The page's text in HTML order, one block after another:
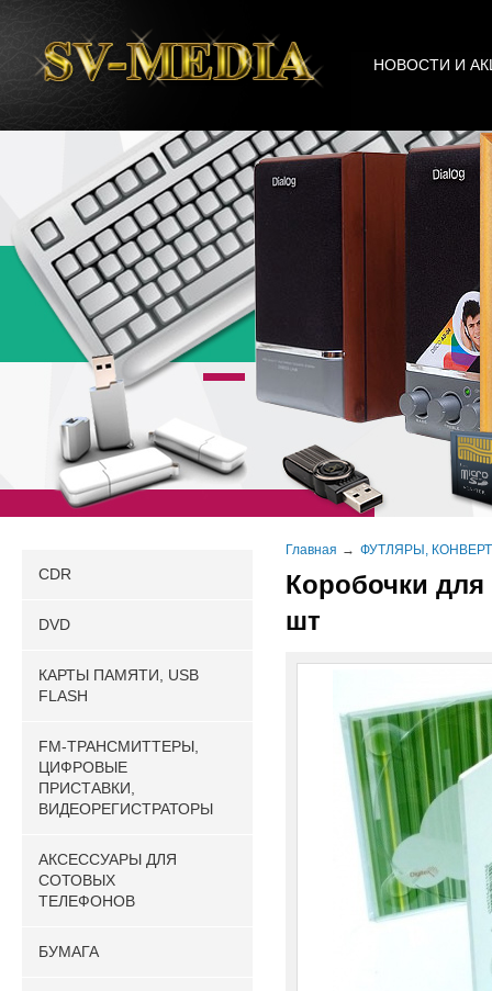
НОВОСТИ И
Главная ФУТЛЯРЫ,
Коробочки
шт
CDR
DVD
КАРТЫ ПАМЯТИ, USB
FLASH
FM-ТРАНСМИТТЕРЫ,
ЦИФРОВЫЕ
ПРИСТАВКИ,
ВИДЕОРЕГИСТРАТОРЫ
АКСЕССУАРЫ ДЛЯ
СОТОВЫХ
ТЕЛЕФОНОВ
БУМАГА